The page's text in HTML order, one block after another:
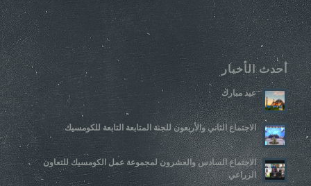
أحدث الأخبار
عيد مبارك
الاجتماع الثاني والأربعون للجنة المتابعة التابعة للكومسيك
الاجتماع السادس والعشرون لمجموعة عمل الكومسيك للتعاون
الزراعي